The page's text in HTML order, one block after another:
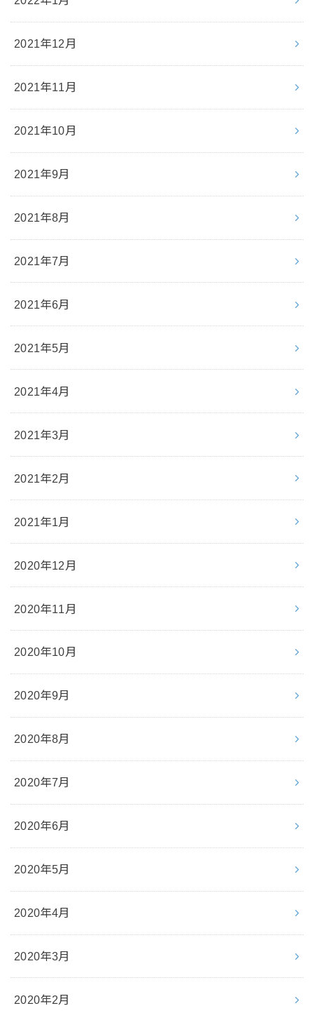
2021年12月
2021年11月
2021年10月
2021年9月
2021年8月
2021年7月
2021年6月
2021年5月
2021年4月
2021年3月
2021年2月
2021年1月
2020年12月
2020年11月
2020年10月
2020年9月
2020年8月
2020年7月
2020年6月
2020年5月
2020年4月
2020年3月
2020年2月